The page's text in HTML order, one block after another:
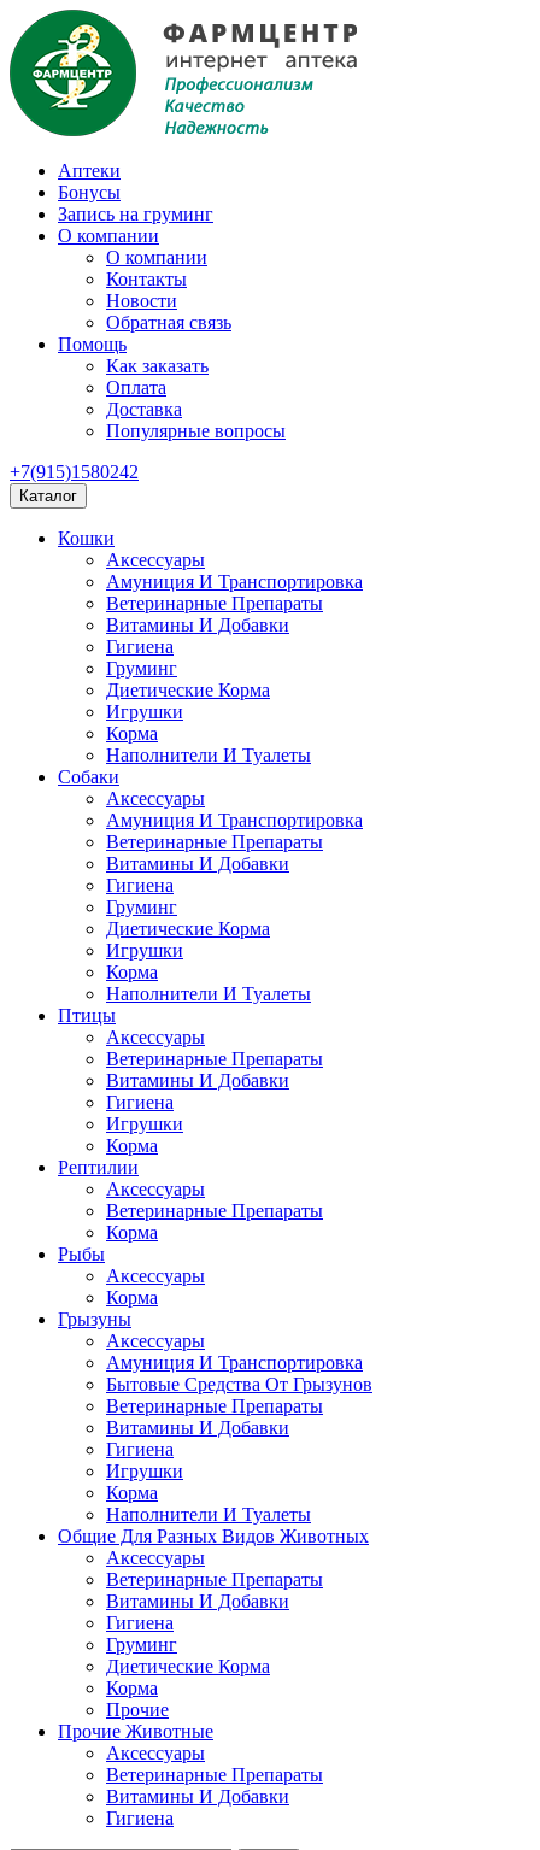
Аптеки
Бонусы
Запись на груминг
О компании
О компании
Контакты
Новости
Обратная связь
Помощь
Как заказать
Оплата
Доставка
Популярные вопросы
+7(915)1580242
Каталог
Кошки
Аксессуары
Амуниция И Транспортировка
Ветеринарные Препараты
Витамины И Добавки
Гигиена
Груминг
Диетические Корма
Игрушки
Корма
Наполнители И Туалеты
Собаки
Аксессуары
Амуниция И Транспортировка
Ветеринарные Препараты
Витамины И Добавки
Гигиена
Груминг
Диетические Корма
Игрушки
Корма
Наполнители И Туалеты
Птицы
Аксессуары
Ветеринарные Препараты
Витамины И Добавки
Гигиена
Игрушки
Корма
Рептилии
Аксессуары
Ветеринарные Препараты
Корма
Рыбы
Аксессуары
Корма
Грызуны
Аксессуары
Амуниция И Транспортировка
Бытовые Средства От Грызунов
Ветеринарные Препараты
Витамины И Добавки
Гигиена
Игрушки
Корма
Наполнители И Туалеты
Общие Для Разных Видов Животных
Аксессуары
Ветеринарные Препараты
Витамины И Добавки
Гигиена
Груминг
Диетические Корма
Корма
Прочие
Прочие Животные
Аксессуары
Ветеринарные Препараты
Витамины И Добавки
Гигиена